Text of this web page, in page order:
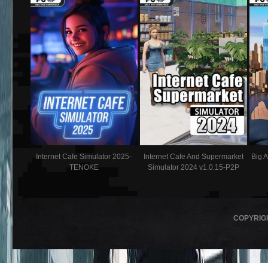
Internet Cafe Simulator 2025-
TENOKE
Internet Cafe And Supermarket
Simulator 2024 v1.0.15-P2P
Big